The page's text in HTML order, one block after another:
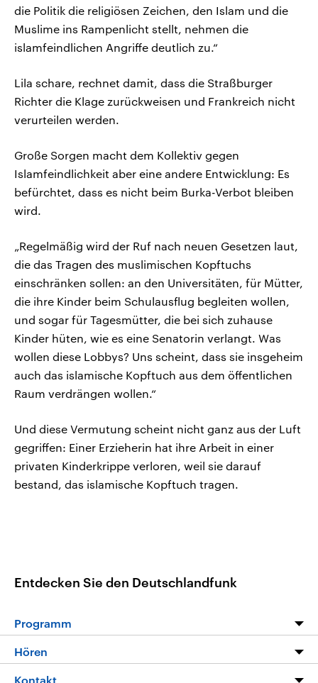
die Politik die religiösen Zeichen, den Islam und die
Muslime ins Rampenlicht stellt, nehmen die
islamfeindlichen Angriffe deutlich zu.“
Lila schare, rechnet damit, dass die Straßburger
Richter die Klage zurückweisen und Frankreich nicht
verurteilen werden.
Große Sorgen macht dem Kollektiv gegen
Islamfeindlichkeit aber eine andere Entwicklung: Es
befürchtet, dass es nicht beim Burka-Verbot bleiben
wird.
„Regelmäßig wird der Ruf nach neuen Gesetzen laut,
die das Tragen des muslimischen Kopftuchs
einschränken sollen: an den Universitäten, für Mütter,
die ihre Kinder beim Schulausflug begleiten wollen,
und sogar für Tagesmütter, die bei sich zuhause
Kinder hüten, wie es eine Senatorin verlangt. Was
wollen diese Lobbys? Uns scheint, dass sie insgeheim
auch das islamische Kopftuch aus dem öffentlichen
Raum verdrängen wollen.“
Und diese Vermutung scheint nicht ganz aus der Luft
gegriffen: Einer Erzieherin hat ihre Arbeit in einer
privaten Kinderkrippe verloren, weil sie darauf
bestand, das islamische Kopftuch tragen.
Entdecken Sie den Deutschlandfunk
Programm
Programm
Hören
Livestream
Kontakt